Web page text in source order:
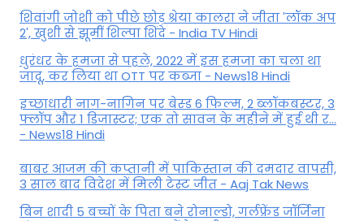
शिवांगी जोशी को पीछे छोड़ श्रेया कालरा ने जीता 'लॉक अप
2', खुशी से झूमीं शिल्पा शिंदे - India TV Hindi
धुरंधर के हमजा से पहले, 2022 में इस हमजा का चला था
जादू, कर लिया था OTT पर कब्जा - News18 Hindi
इच्छाधारी नाग-नागिन पर बेस्ड 6 फिल्म, 2 ब्लॉकबस्टर, 3
फ्लॉप और 1 डिजास्टर; एक तो सावन के महीने में हुई थी र...
- News18 Hindi
बाबर आजम की कप्तानी में पाकिस्तान की दमदार वापसी,
3 साल बाद विदेश में मिली टेस्ट जीत - Aaj Tak News
बिन शादी 5 बच्चों के पिता बने रोनाल्डो, गर्लफ्रेंड जॉर्जिना